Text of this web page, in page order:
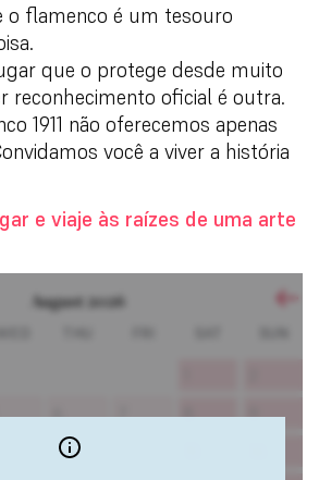
o flamenco é um tesouro
que o protege desde muito
reconhecimento oficial é outra.
1911 não oferecemos apenas
você a viver a história
e viaje às raízes de uma arte